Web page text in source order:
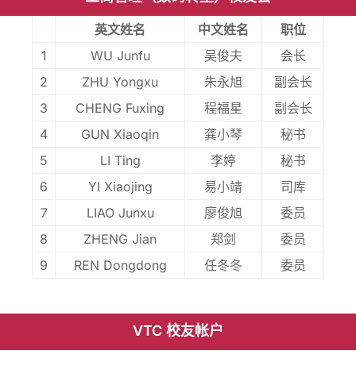
英文姓名 中文姓名
职位
1
WU Junfu 吴俊夫
会长
2
ZHU Yongxu 朱永旭
副会长
3
CHENG Fuxing 程福星
副会长
4
GUN Xiaoqin 龚小琴
秘书
5
LI Ting 李婷
秘书
6
YI Xiaojing 易小靖
司库
7
LIAO Junxu 廖俊旭
委员
8
ZHENG Jian 郑剑
委员
9
REN Dongdong 任冬冬 委员
VTC 校友帐户